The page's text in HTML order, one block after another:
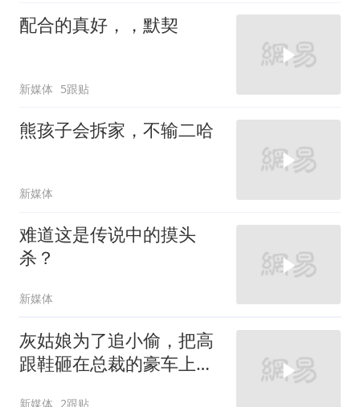
配合的真好，，默契
新媒体 5跟贴
熊孩子会拆家，不输二哈
新媒体
难道这是传说中的摸头
杀？
新媒体
灰姑娘为了追小偷，把高
跟鞋砸在总裁的豪车上，
新媒体 2跟贴